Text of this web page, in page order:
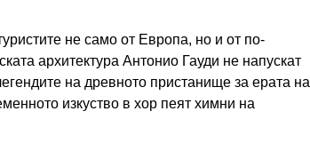
не само от Европа, но и от по-
архитектура Антонио Гауди не напускат
на древното пристанище за ерата на
изкуство в хор пеят химни на